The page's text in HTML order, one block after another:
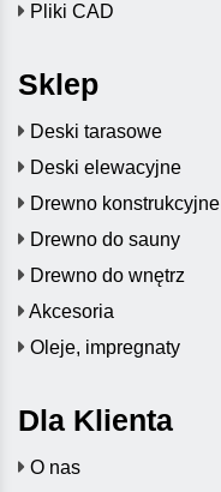
Pliki CAD
Sklep
Deski tarasowe
Deski elewacyjne
Drewno konstrukcyjne
Drewno do sauny
Drewno do wnętrz
Akcesoria
Oleje, impregnaty
Dla Klienta
O nas